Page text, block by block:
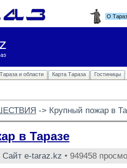
О
и области Карта Тараза Гостиницы
-> Крупный пожар в
в Таразе
Сайт e-taraz.kz • 949458